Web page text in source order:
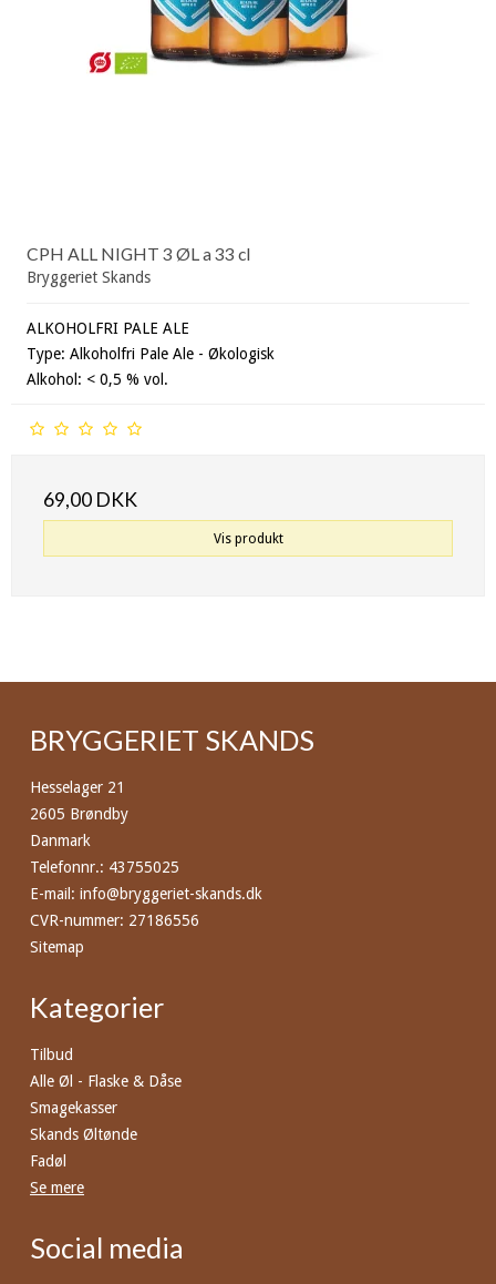
CPH ALL NIGHT 3 ØL a 33 cl
Bryggeriet Skands
ALKOHOLFRI PALE ALE
Type: Alkoholfri Pale Ale - Økologisk
Alkohol: < 0,5 % vol.
69,00 DKK
Vis produkt
BRYGGERIET SKANDS
Hesselager 21
2605 Brøndby
Danmark
Telefonnr.: 43755025
E-mail : info@bryggeriet-skands.dk
CVR-nummer: 27186556
Sitemap
Kategorier
Tilbud
Alle Øl - Flaske & Dåse
Smagekasser
Skands Øltønde
Fadøl
Se mere
Social media